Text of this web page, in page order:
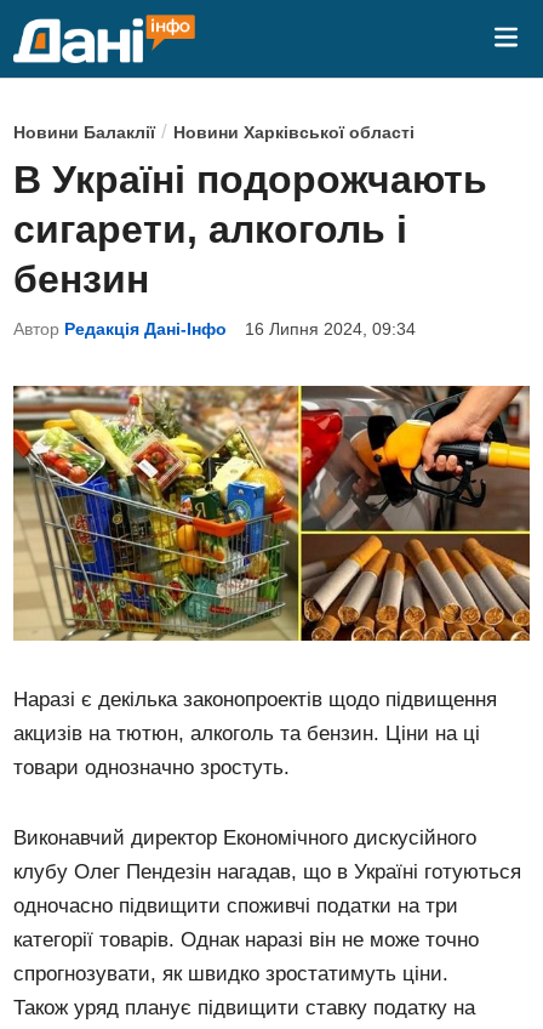
P
o
s
t
e
d
i
Новини Балаклії/ Новини Харківської області
В Україні подорожчають
сигарети, алкоголь і
бензин
Автор Редакція Дані-Інфо 16 Липня 2024, 09:34
Наразі є декілька законопроектів щодо підвищення
акцизів на тютюн, алкоголь та бензин. Ціни на ці
товари однозначно зростуть.
Виконавчий директор Економічного дискусійного
клубу Олег Пендезін нагадав, що в Україні готуються
одночасно підвищити споживчі податки на три
категорії товарів. Однак наразі він не може точно
спрогнозувати, як швидко зростатимуть ціни.
Також уряд планує підвищити ставку податку на